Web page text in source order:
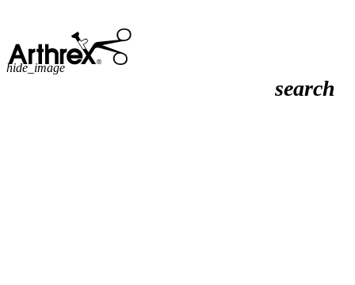
search
hide_image